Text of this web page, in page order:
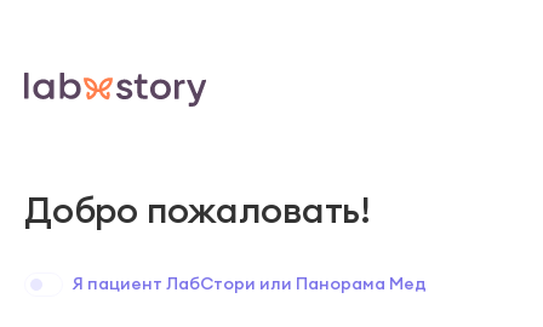
Добро пожаловать!
Я пациент ЛабСтори или Панорама Мед